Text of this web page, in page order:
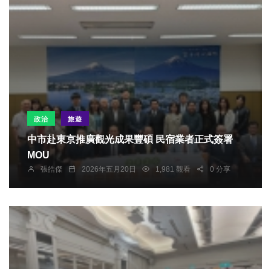
政治 旅遊
中市赴東京推廣觀光成果豐碩 民宿業者正式簽署
MOU
張皓傑 2026年五月20日 1,981 觀看 0 分享